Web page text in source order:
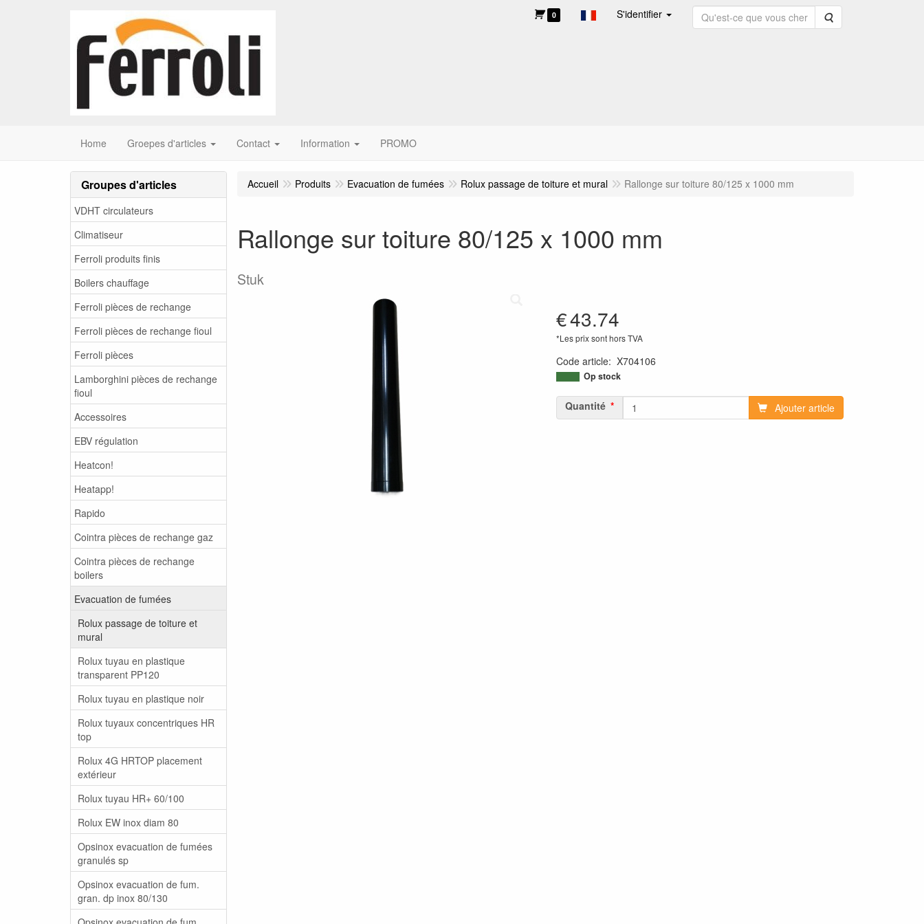
0 S'identifier Rechercher
Home Groepes d'articles Contact Information PROMO
Groupes d'articles
VDHT circulateurs
Climatiseur
Ferroli produits finis
Boilers chauffage
Ferroli pièces de rechange
Ferroli pièces de rechange fioul
Ferroli pièces
Lamborghini pièces de rechange
fioul
Accessoires
EBV régulation
Heatcon!
Heatapp!
Rapido
Cointra pièces de rechange gaz
Cointra pièces de rechange
boilers
Evacuation de fumées
Rolux passage de toiture et
mural
Rolux tuyau en plastique
transparent PP120
Rolux tuyau en plastique noir
Rolux tuyaux concentriques HR
top
Rolux 4G HRTOP placement
extérieur
Rolux tuyau HR+ 60/100
Rolux EW inox diam 80
Opsinox evacuation de fumées
granulés sp
Opsinox evacuation de fum.
gran. dp inox 80/130
Accueil Produits Evacuation de fumées Rolux passage de toiture et mural Rallonge sur toiture 80/125 x 1000 mm
Rallonge sur toiture 80/125 x 1000 mm
Stuk
€43.74
*Les prix sont hors TVA
Code article: X704106
Op stock
Quantité Ajouter article